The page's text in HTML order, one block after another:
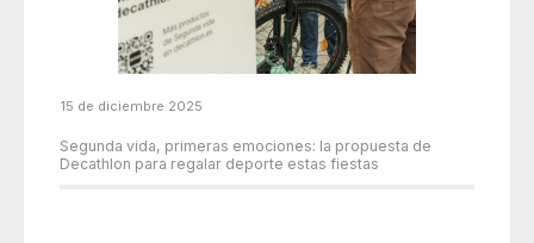
15 de diciembre 2025
Segunda vida, primeras emociones: la propuesta de
Decathlon para regalar deporte estas fiestas